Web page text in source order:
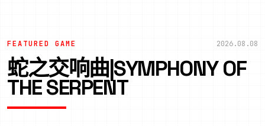
FEATURED GAME 2026.08.08
蛇之交响曲|SYMPHONY OF
THE SERPENT